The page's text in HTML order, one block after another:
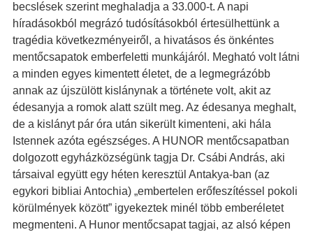
becslések szerint meghaladja a 33.000-t. A napi
híradásokból megrázó tudósításokból értesülhettünk a
tragédia következményeiről, a hivatásos és önkéntes
mentőcsapatok emberfeletti munkájáról. Megható volt látni
a minden egyes kimentett életet, de a legmegrázóbb
annak az újszülött kislánynak a története volt, akit az
édesanyja a romok alatt szült meg. Az édesanya meghalt,
de a kislányt pár óra után sikerült kimenteni, aki hála
Istennek azóta egészséges. A HUNOR mentőcsapatban
dolgozott egyházközségünk tagja Dr. Csábi András, aki
társaival együtt egy héten keresztül Antakya-ban (az
egykori bibliai Antochia) „embertelen erőfeszítéssel pokoli
körülmények között” igyekeztek minél több emberéletet
megmenteni. A Hunor mentőcsapat tagjai, az alsó képen